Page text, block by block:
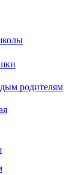
родителям